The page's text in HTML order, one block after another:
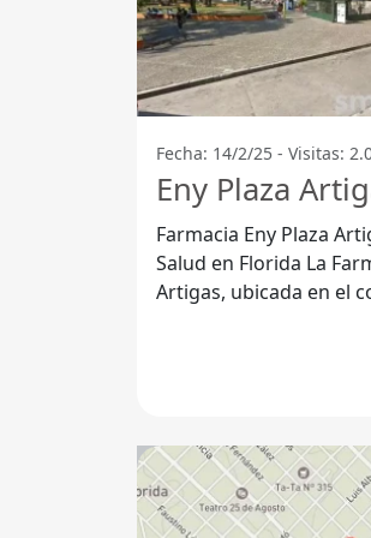
Fecha: 14/2/25 - Visitas:
Eny Plaza
Farmacia Eny Plaza
Salud en Florida La Farmacia Eny Plaza
Artigas, ubicada en el